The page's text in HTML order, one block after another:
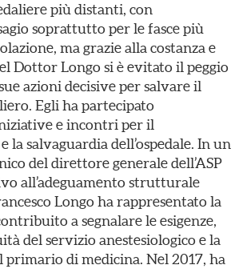
più distanti, con
soprattutto per le fasce più
ma grazie alla costanza e
Dottor Longo si è evitato il peggio
azioni decisive per salvare il
Egli ha partecipato
e incontri per il
la salvaguardia dell’ospedale. In un
del direttore generale dell’ASP
all’adeguamento strutturale
Longo ha rappresentato la
a segnalare le esigenze,
del servizio anestesiologico e la
primario di medicina. Nel 2017, ha